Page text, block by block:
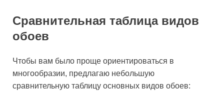
Сравнительная таблица видов
обоев
Чтобы вам было проще ориентироваться в
многообразии, предлагаю небольшую
сравнительную таблицу основных видов обоев: